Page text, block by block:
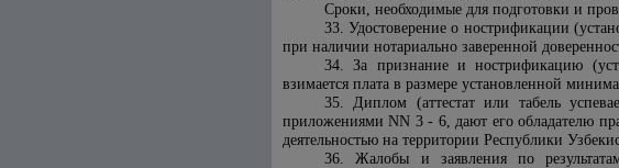
Сроки, необходимые для подготовки и
33. Удостоверение о нострификации
при наличии нотариально заверенной
34. За признание и нострификацию
взимается плата в размере установленной
35. Диплом (аттестат или табель
приложениями NN 3 - 6, дают его обладателю
деятельностью на территории Республики
36. Жалобы и заявления по